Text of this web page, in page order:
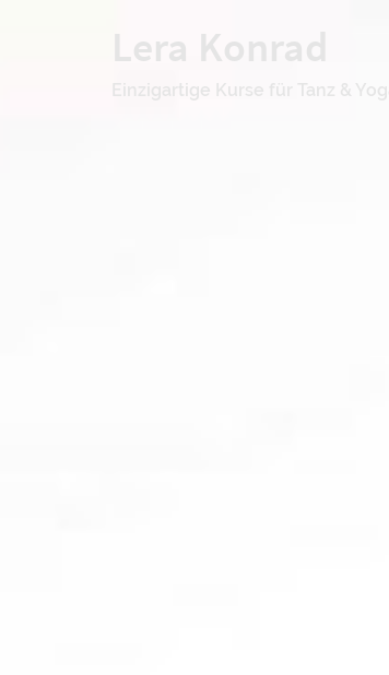
Lera Konrad
Einzigartige Kurse für Tanz & Yoga